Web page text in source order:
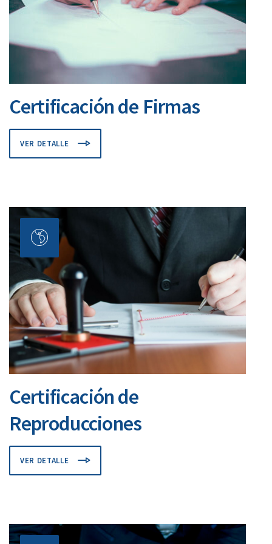
Certificación de Firmas
VER DETALLE
Certificación de
Reproducciones
VER DETALLE